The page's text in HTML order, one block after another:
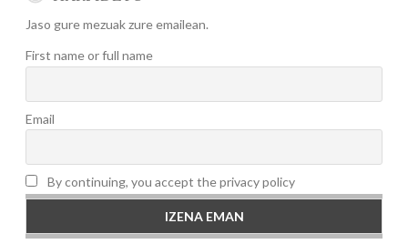
Jaso gure mezuak zure emailean.
First name or full name
Email
By continuing, you accept the privacy policy